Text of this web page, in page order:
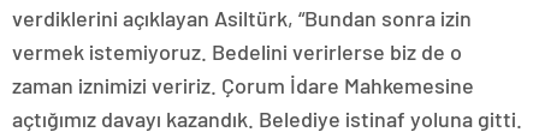
verdiklerini açıklayan Asiltürk, “Bundan sonra izin
vermek istemiyoruz. Bedelini verirlerse biz de o
zaman iznimizi veririz. Çorum İdare Mahkemesine
açtığımız davayı kazandık. Belediye istinaf yoluna gitti.